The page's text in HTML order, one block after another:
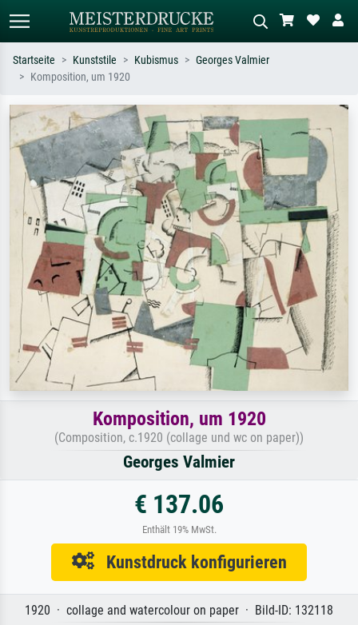
Suchen Sie nach Künstlern, Werktiteln
oder Stilen – z.B. Monet,
Sternennacht, Impressionismus, Welle
Hokusai, Akt.
Beschreiben Sie die Szene – z.B. Grüne
Wiese, Abstrakt mit viel Rot, Dunkles
Ölgemälde, Stehender Akt neben einem
Baum.
Startseite Kunststile Kubismus
Georges Valmier
Komposition, um 1920
Komposition, um 1920
(Composition, c.1920 (collage und wc on paper))
Georges Valmier
€ 137.06
Enthält 19% MwSt.
Kunstdruck konfigurieren
1920 · collage and watercolour on paper · Bild-ID: 132118